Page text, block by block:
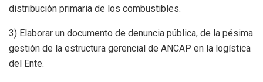
distribución primaria de los combustibles.
3) Elaborar un documento de denuncia pública, de la pésima
gestión de la estructura gerencial de ANCAP en la logística
del Ente.